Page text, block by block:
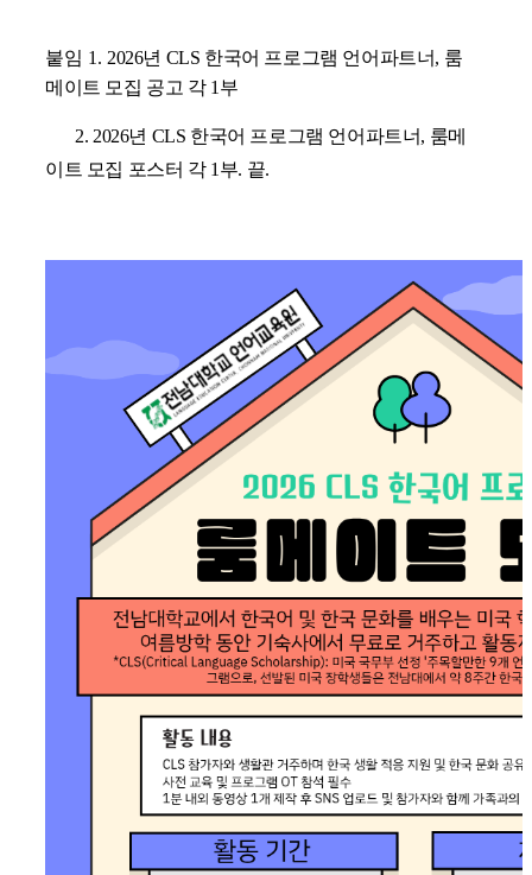
붙임 1. 2026년 CLS 한국어 프로그램 언어파트너, 룸
메이트 모집 공고 각 1 부
2. 2026년 CLS 한국어 프로그램 언어파트너, 룸메
이트 모집 포스터 각 1 부. 끝.